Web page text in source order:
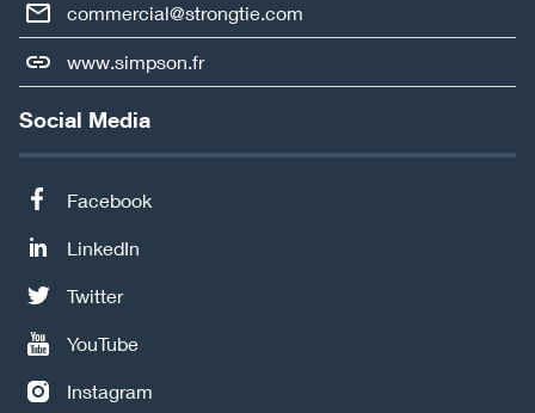
commercial@strongtie.com
www.simpson.fr
Social Media
Facebook
LinkedIn
Twitter
YouTube
Instagram